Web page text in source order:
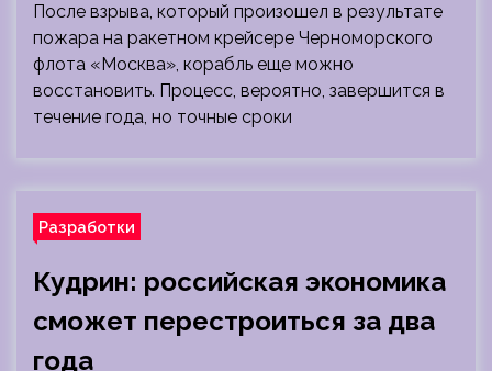
После взрыва, который произошел в результате
пожара на ракетном крейсере Черноморского
флота «Москва», корабль еще можно
восстановить. Процесс, вероятно, завершится в
течение года, но точные сроки
Разработки
Кудрин: российская экономика
сможет перестроиться за два
года